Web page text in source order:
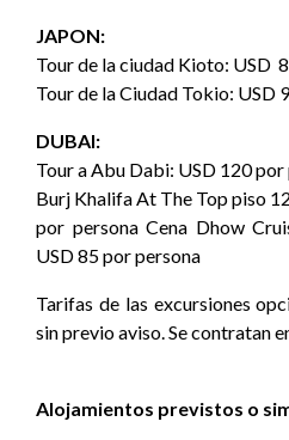
JAPON:
Tour de la ciudad Kioto: USD
Tour de la Ciudad Tokio: USD
DUBAI:
Tour a Abu Dabi: USD 120 por
Burj Khalifa At The Top piso
por persona Cena Dhow
USD 85 por persona
Tarifas de las excursiones
sin previo aviso. Se contratan
Alojamientos previstos o